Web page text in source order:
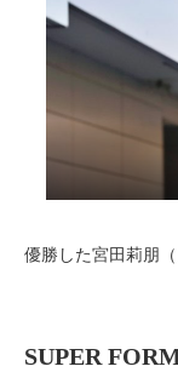
優勝した宮田莉朋
SUPER